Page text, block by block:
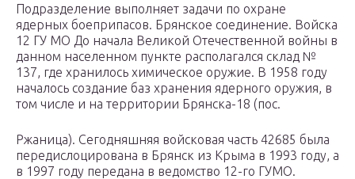
Подразделение выполняет задачи по охране
ядерных боеприпасов. Брянское соединение. Войска
12 ГУ МО До начала Великой Отечественной войны в
данном населенном пункте располагался склад №
137, где хранилось химическое оружие. В 1958 году
началось создание баз хранения ядерного оружия, в
том числе и на территории Брянска-18 (пос.
Ржаница). Сегодняшняя войсковая часть 42685 была
передислоцирована в Брянск из Крыма в 1993 году, а
в 1997 году передана в ведомство 12-го ГУМО.